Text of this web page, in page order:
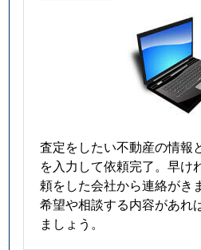
査定をしたい不動産の情報
を入力して依頼完了。早け
頼をした会社から連絡がき
希望や相談する内容があれ
ましょう。